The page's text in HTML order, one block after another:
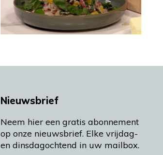
Nieuwsbrief
Neem hier een gratis abonnement
op onze nieuwsbrief. Elke vrijdag-
en dinsdagochtend in uw mailbox.